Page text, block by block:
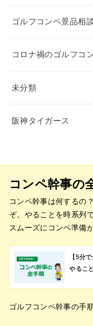
ゴルフコンペ景品相
コロナ禍のゴルフコ
未分類
阪神タイガース
コンペ幹事の
コンペ幹事は何するの
ぞ。やることを時系列
スムーズにコンペ準備
【5分
やるこ
ゴルフコンペ幹事の手